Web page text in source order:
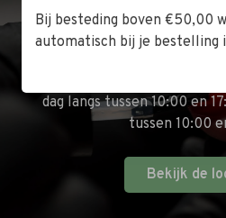
Naast de online shop
dag langs tussen 10:00 en
tussen 10:00
Bekijk de
Bij besteding boven €50,00
automatisch bij je bestelling